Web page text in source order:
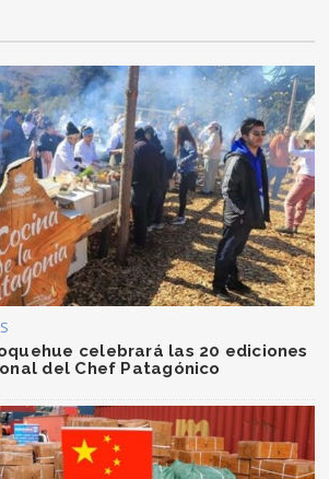
celebrará las 20 ediciones
del Chef Patagónico